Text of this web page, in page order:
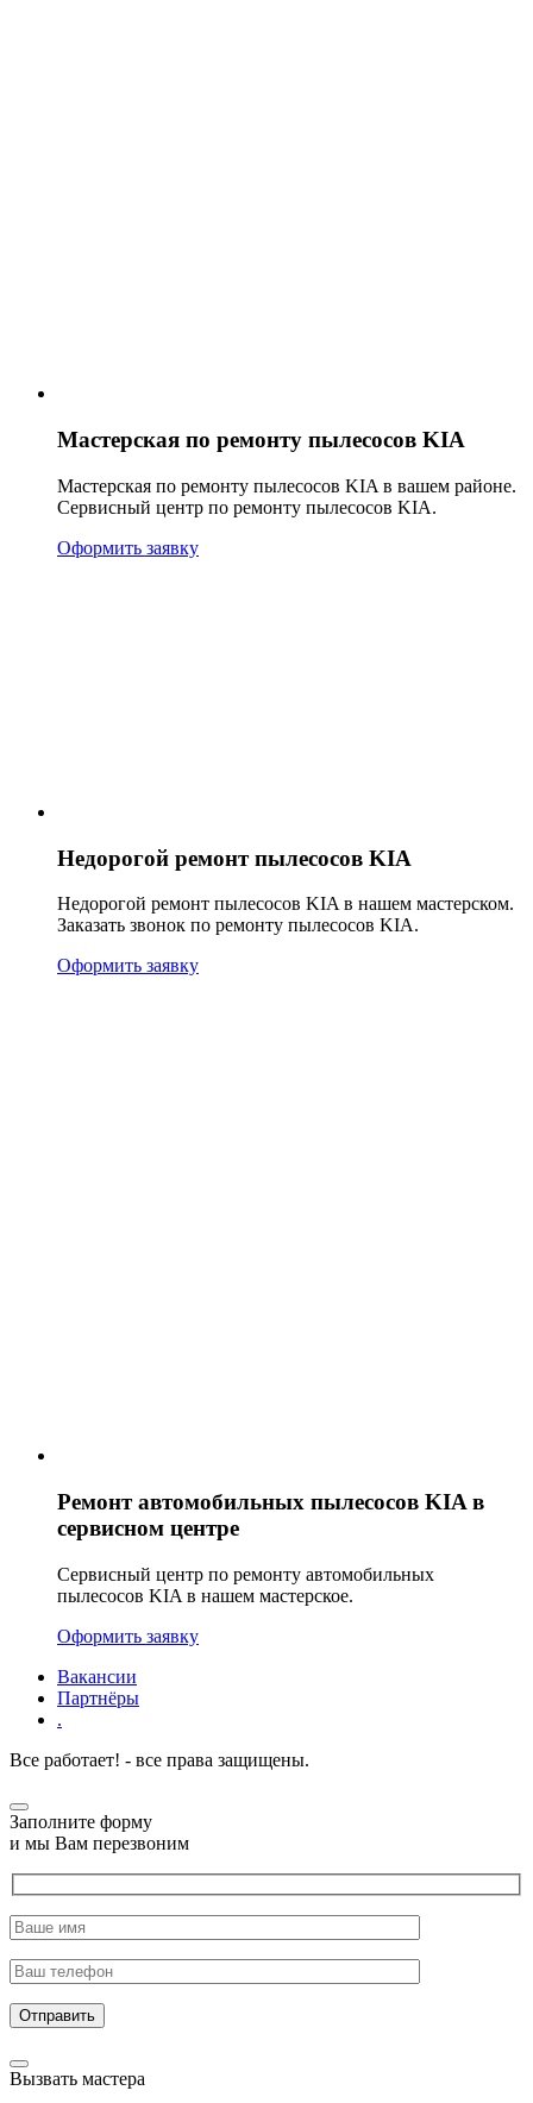
Мастерская по ремонту пылесосов KIA
Мастерская по ремонту пылесосов KIA в вашем районе.
Сервисный центр по ремонту пылесосов KIA.
Оформить заявку
Недорогой ремонт пылесосов KIA
Недорогой ремонт пылесосов KIA в нашем мастерском.
Заказать звонок по ремонту пылесосов KIA.
Оформить заявку
Ремонт автомобильных пылесосов KIA в
сервисном центре
Сервисный центр по ремонту автомобильных
пылесосов KIA в нашем мастерское.
Оформить заявку
Вакансии
Партнёры
.
Все работает! - все права защищены.
Заполните форму
и мы Вам перезвоним
Отправить
Вызвать мастера